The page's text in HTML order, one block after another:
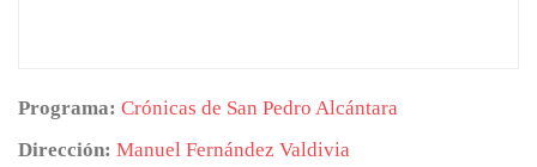
Programa: Crónicas de San Pedro Alcántara
Dirección: Manuel Fernández Valdivia